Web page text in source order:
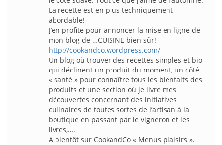
La recette est en plus techniquement
abordable!
J’en profite pour annoncer la mise en ligne de
mon blog de …CUISINE bien sûr!
http://cookandco.wordpress.com/
Un blog où trouver des recettes simples et bio
qui déclinent un produit du moment, un côté
« santé » pour connaître tous les bienfaits des
produits et une section où je livre mes
découvertes concernant des initiatives
culinaires de toutes sortes de l’artisan à la
boutique en passant par le vigneron et les
livres,….
A bientôt sur CookandCo « Menus plaisirs ».